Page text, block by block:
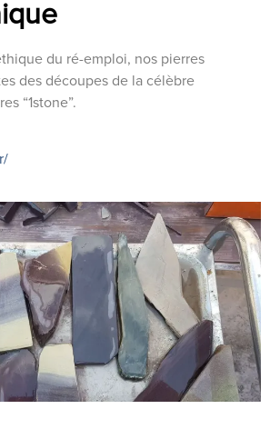
du ré-emploi, nos pierres
des découpes de la célèbre
“1stone”.